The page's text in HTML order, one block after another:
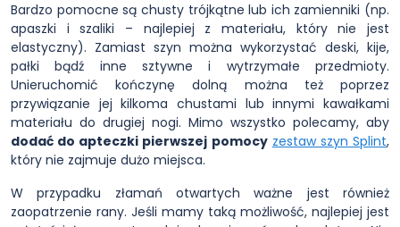
Bardzo pomocne są chusty trójkątne lub ich zamienniki (np.
apaszki i szaliki – najlepiej z materiału, który nie jest
elastyczny). Zamiast szyn można wykorzystać deski, kije,
pałki bądź inne sztywne i wytrzymałe przedmioty.
Unieruchomić kończynę dolną można też poprzez
przywiązanie jej kilkoma chustami lub innymi kawałkami
materiału do drugiej nogi. Mimo wszystko polecamy, aby
dodać do apteczki pierwszej pomocy zestaw szyn Splint,
który nie zajmuje dużo miejsca.
W przypadku złamań otwartych ważne jest również
zaopatrzenie rany. Jeśli mamy taką możliwość, najlepiej jest